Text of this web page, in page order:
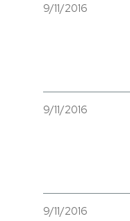
9/11/2016
9/11/2016
9/11/2016